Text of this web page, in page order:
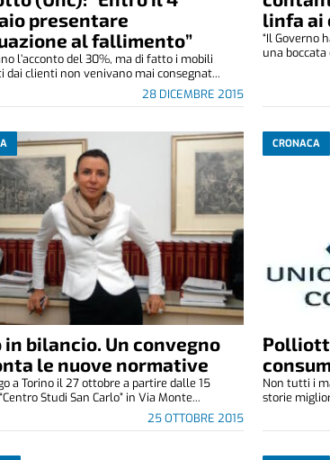
presentare
al fallimento”
28 DICEMBRE 2015
l’acconto del 30%, ma di fatto i mobili
dai clienti non venivano mai consegnat...
linfa ai
“Il Governo
una boccata
in bilancio. Un convegno
le nuove normative
25 OTTOBRE 2015
a Torino il 27 ottobre a partire dalle 15
Studi San Carlo” in Via Monte...
CRONACA
Non tutti i
storie